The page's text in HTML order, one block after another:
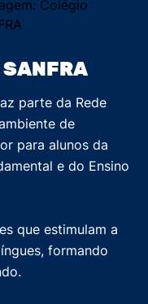
SANFRA
parte da Rede
de
para alunos da
e do Ensino
que estimulam a
formando